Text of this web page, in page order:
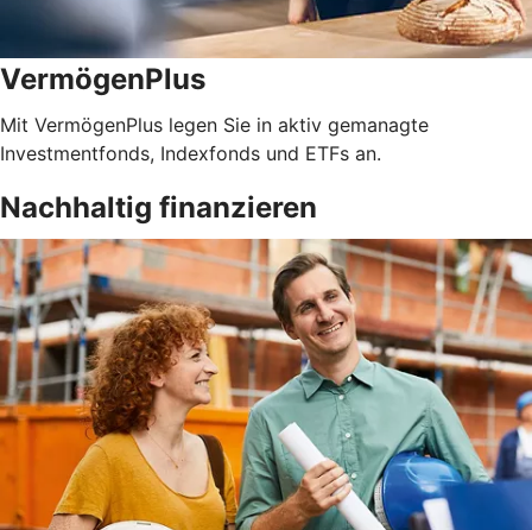
VermögenPlus
Mit VermögenPlus legen Sie in aktiv gemanagte
Investmentfonds, Indexfonds und ETFs an.
Nachhaltig finanzieren